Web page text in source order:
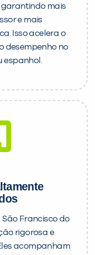
garantindo mais
e mais
Isso acelera o
desempenho no
espanhol.
Francisco do
rigorosa e
acompanham